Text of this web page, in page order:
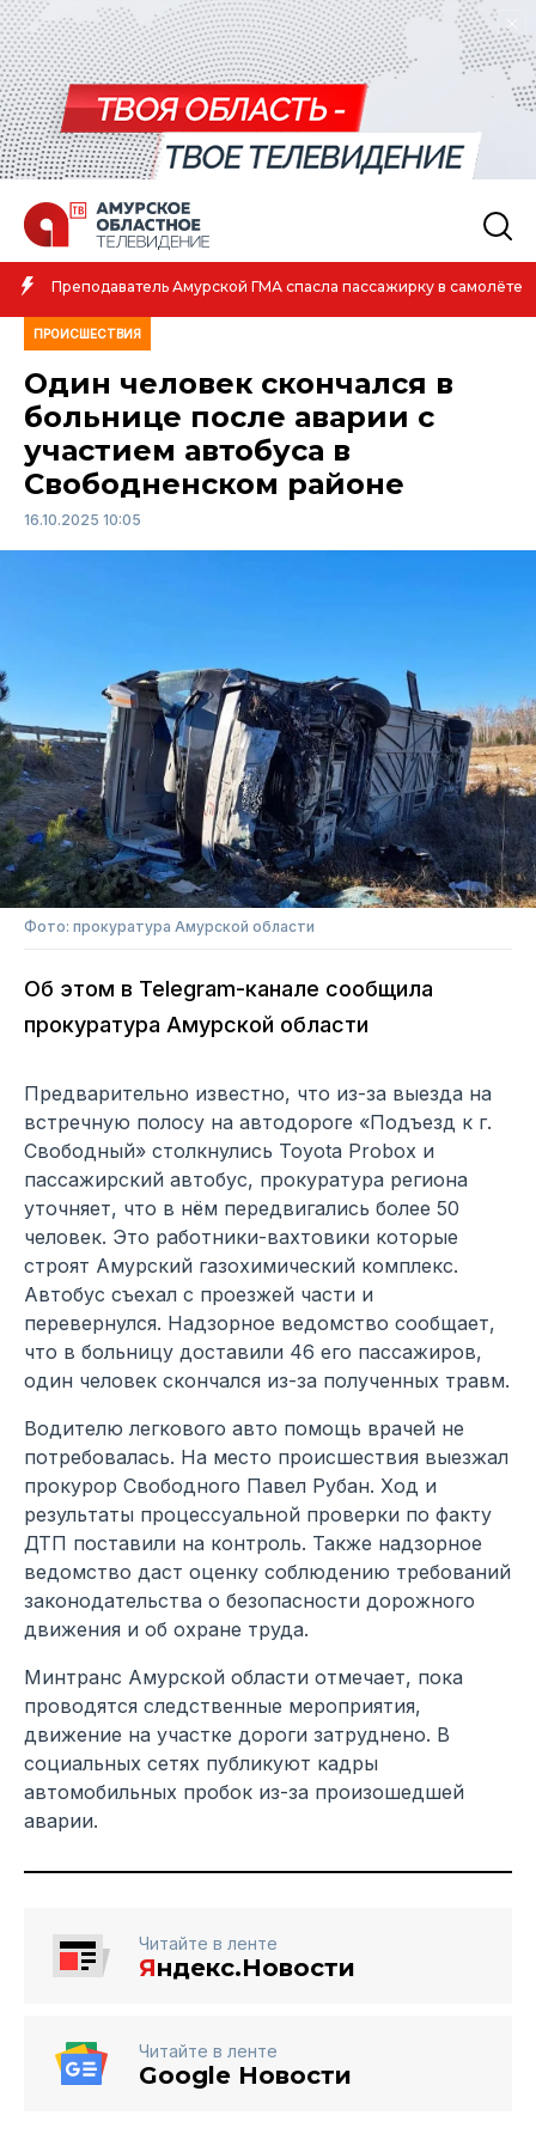
Преподаватель Амурской ГМА спасла пассажирку в самолёте
ПРОИСШЕСТВИЯ
Один человек скончался в
больнице после аварии с
участием автобуса в
Свободненском районе
16.10.2025 10:05
Фото: прокуратура Амурской области
Об этом в Telegram-канале сообщила
прокуратура Амурской области
Предварительно известно, что из-за выезда на
встречную полосу на автодороге «Подъезд к г.
Свободный» столкнулись Toyota Probox и
пассажирский автобус, прокуратура региона
уточняет, что в нём передвигались более 50
человек. Это работники-вахтовики которые
строят Амурский газохимический комплекс.
Автобус съехал с проезжей части и
перевернулся. Надзорное ведомство сообщает,
что в больницу доставили 46 его пассажиров,
один человек скончался из-за полученных травм.
Водителю легкового авто помощь врачей не
потребовалась. На место происшествия выезжал
прокурор Свободного Павел Рубан. Ход и
результаты процессуальной проверки по факту
ДТП поставили на контроль. Также надзорное
ведомство даст оценку соблюдению требований
законодательства о безопасности дорожного
движения и об охране труда.
Минтранс Амурской области отмечает, пока
проводятся следственные мероприятия,
движение на участке дороги затруднено. В
социальных сетях публикуют кадры
автомобильных пробок из-за произошедшей
аварии.
Читайте в ленте
Яндекс.Новости
Читайте в ленте
Google Новости